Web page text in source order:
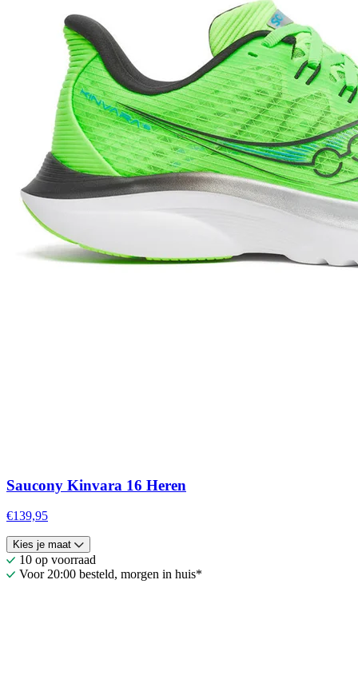
Saucony Kinvara 16 Heren
€139,95
Kies je maat
10 op voorraad
Voor 20:00 besteld, morgen in huis*